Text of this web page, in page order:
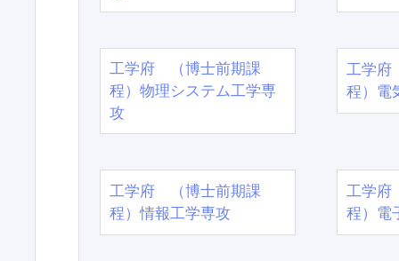
工学府 （博士前期課
程）物理システム工学専
攻
工学
程）電
工学府 （博士前期課
程）情報工学専攻
工学
程）電